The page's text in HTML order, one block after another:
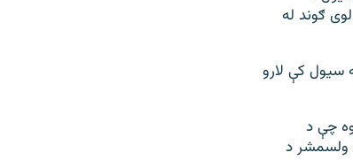
ګوند له
سیول کې لارو
چې د
لاندې ګوند دا پروسه بایکاټ کړه، خو نن د پارلمان د ۳۰۰ غړو له جملې ۲۰۴ د ولسمشر د